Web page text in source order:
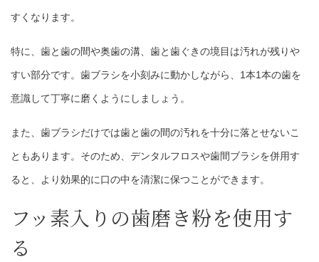
すくなります。
特に、歯と歯の間や奥歯の溝、歯と歯ぐきの境目は汚れが残りや
すい部分です。歯ブラシを小刻みに動かしながら、1本1本の歯を
意識して丁寧に磨くようにしましょう。
また、歯ブラシだけでは歯と歯の間の汚れを十分に落とせないこ
ともあります。そのため、デンタルフロスや歯間ブラシを併用す
ると、より効果的に口の中を清潔に保つことができます。
フッ素入りの歯磨き粉を使用す
る